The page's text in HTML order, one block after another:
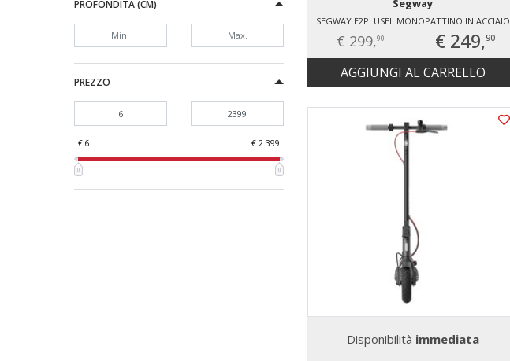
PROFONDITÀ (CM)
PREZZO
€ 6 € 2.399
Segway
SEGWAY E2PLUSEII MONOPATTINO IN ACCIAIO
€ 299,90 € 249,90
AGGIUNGI AL CARRELLO
Disponibilità immediata